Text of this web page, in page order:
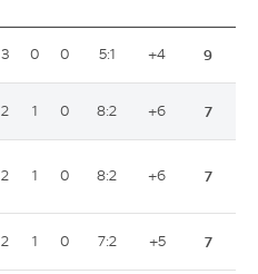
3 0 0 5:1 +4 9
2 1 0 8:2 +6 7
2 1 0 8:2 +6 7
2 1 0 7:2 +5 7